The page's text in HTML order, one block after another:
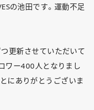
の池田です。運動不足
更新させていただいて
ワー400人となりまし
にありがとうございま